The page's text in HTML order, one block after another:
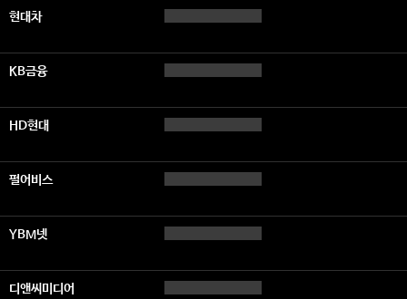
현대차
KB금융
HD현대
펄어비스
YBM넷
디앤씨미디어